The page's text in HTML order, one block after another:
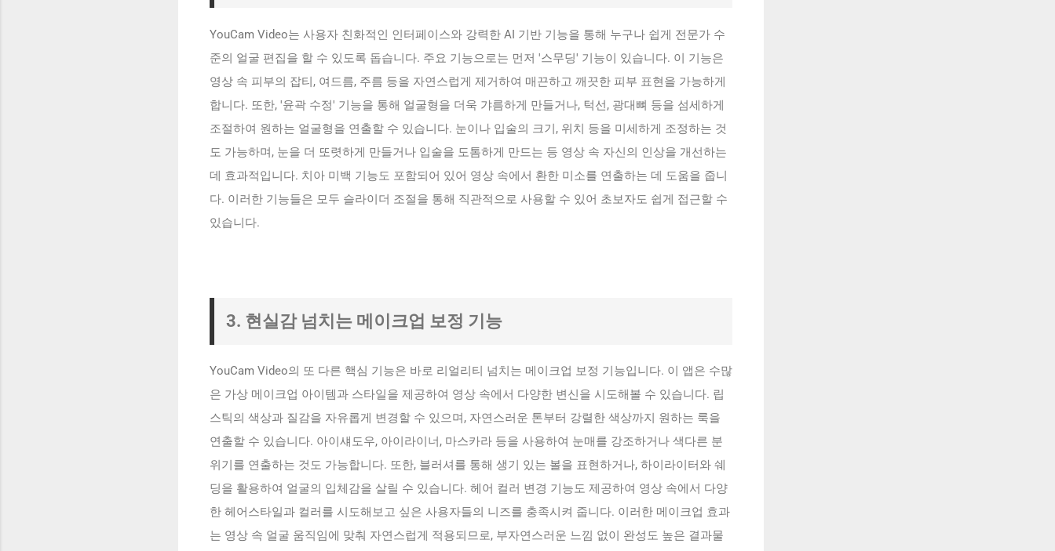
YouCam Video는 사용자 친화적인 인터페이스와 강력한 AI 기반 기능을 통해 누구나 쉽게 전문가 수
준의 얼굴 편집을 할 수 있도록 돕습니다. 주요 기능으로는 먼저 '스무딩' 기능이 있습니다. 이 기능은
영상 속 피부의 잡티, 여드름, 주름 등을 자연스럽게 제거하여 매끈하고 깨끗한 피부 표현을 가능하게
합니다. 또한, '윤곽 수정' 기능을 통해 얼굴형을 더욱 갸름하게 만들거나, 턱선, 광대뼈 등을 섬세하게
조절하여 원하는 얼굴형을 연출할 수 있습니다. 눈이나 입술의 크기, 위치 등을 미세하게 조정하는 것
도 가능하며, 눈을 더 또렷하게 만들거나 입술을 도톰하게 만드는 등 영상 속 자신의 인상을 개선하는
데 효과적입니다. 치아 미백 기능도 포함되어 있어 영상 속에서 환한 미소를 연출하는 데 도움을 줍니
다. 이러한 기능들은 모두 슬라이더 조절을 통해 직관적으로 사용할 수 있어 초보자도 쉽게 접근할 수
있습니다.
3. 현실감 넘치는 메이크업 보정 기능
YouCam Video의 또 다른 핵심 기능은 바로 리얼리티 넘치는 메이크업 보정 기능입니다. 이 앱은 수많
은 가상 메이크업 아이템과 스타일을 제공하여 영상 속에서 다양한 변신을 시도해볼 수 있습니다. 립
스틱의 색상과 질감을 자유롭게 변경할 수 있으며, 자연스러운 톤부터 강렬한 색상까지 원하는 룩을
연출할 수 있습니다. 아이섀도우, 아이라이너, 마스카라 등을 사용하여 눈매를 강조하거나 색다른 분
위기를 연출하는 것도 가능합니다. 또한, 블러셔를 통해 생기 있는 볼을 표현하거나, 하이라이터와 쉐
딩을 활용하여 얼굴의 입체감을 살릴 수 있습니다. 헤어 컬러 변경 기능도 제공하여 영상 속에서 다양
한 헤어스타일과 컬러를 시도해보고 싶은 사용자들의 니즈를 충족시켜 줍니다. 이러한 메이크업 효과
는 영상 속 얼굴 움직임에 맞춰 자연스럽게 적용되므로, 부자연스러운 느낌 없이 완성도 높은 결과물